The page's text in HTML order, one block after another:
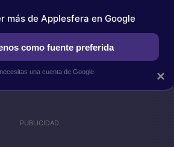
APPLESFERA SELECCIÓN
×
más de Applesfera en Google
como fuente preferida
una cuenta de Google